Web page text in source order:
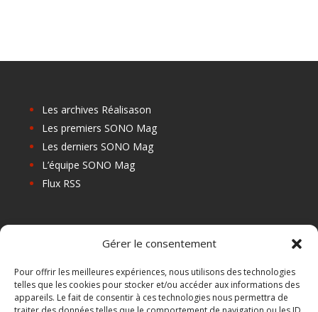
Gérer le consentement
Pour offrir les meilleures expériences, nous utilisons des technologies
telles que les cookies pour stocker et/ou accéder aux informations des
appareils. Le fait de consentir à ces technologies nous permettra de
Les archives Réalisason
Les premiers SONO Mag
Les derniers SONO Mag
L’équipe SONO Mag
Flux RSS
Les Centres de Formation
Les Points Relais
Localiser Point Relais
Mon Compte